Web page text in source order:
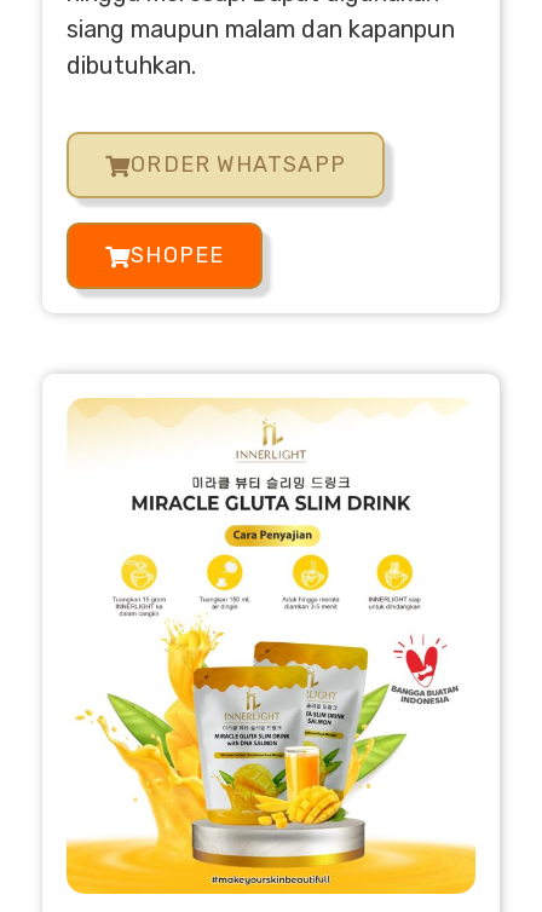
siang maupun malam dan kapanpun
dibutuhkan.
ORDER WHATSAPP
SHOPEE